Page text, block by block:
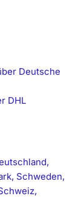
Deutsche
DHL
Schweden,